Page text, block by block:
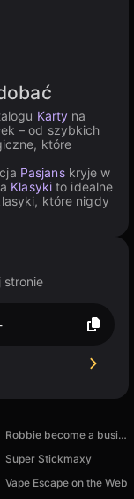
Karty na
– od szybkich
które
Pasjanskryje w
Klasyki to idealne
które nigdy
stronie
Robbie become a businessman!
Super Stickmaxy
Vape Escape on the Web